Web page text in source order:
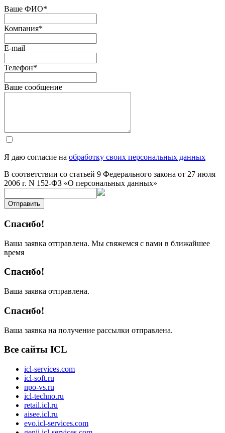
Ваше ФИО*
Компания*
E-mail
Телефон*
Ваше сообщение
Я даю согласие на обработку своих персональных данных
В соответствии со статьей 9 Федерального закона от 27 июля
2006 г. N 152-ФЗ «О персональных данных»
Отправить
Спасибо!
Ваша заявка отправлена. Мы свяжемся с вами в ближайшее
время
Спасибо!
Ваша заявка отправлена.
Спасибо!
Ваша заявка на получение рассылки отправлена.
Все сайты ICL
icl-services.com
icl-soft.ru
npo-vs.ru
icl-techno.ru
retail.icl.ru
aisee.icl.ru
evo.icl-services.com